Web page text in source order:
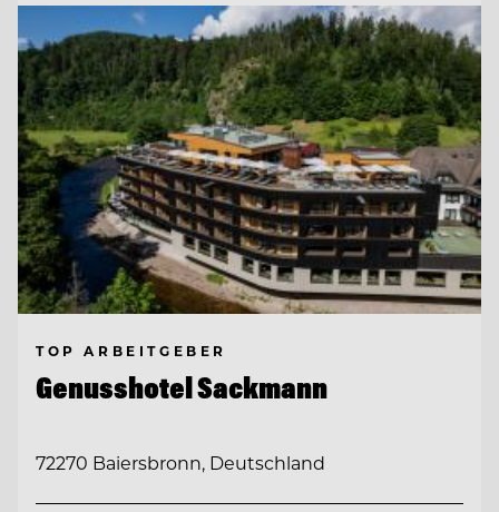
TOP ARBEITGEBER
Genusshotel Sackmann
72270 Baiersbronn, Deutschland